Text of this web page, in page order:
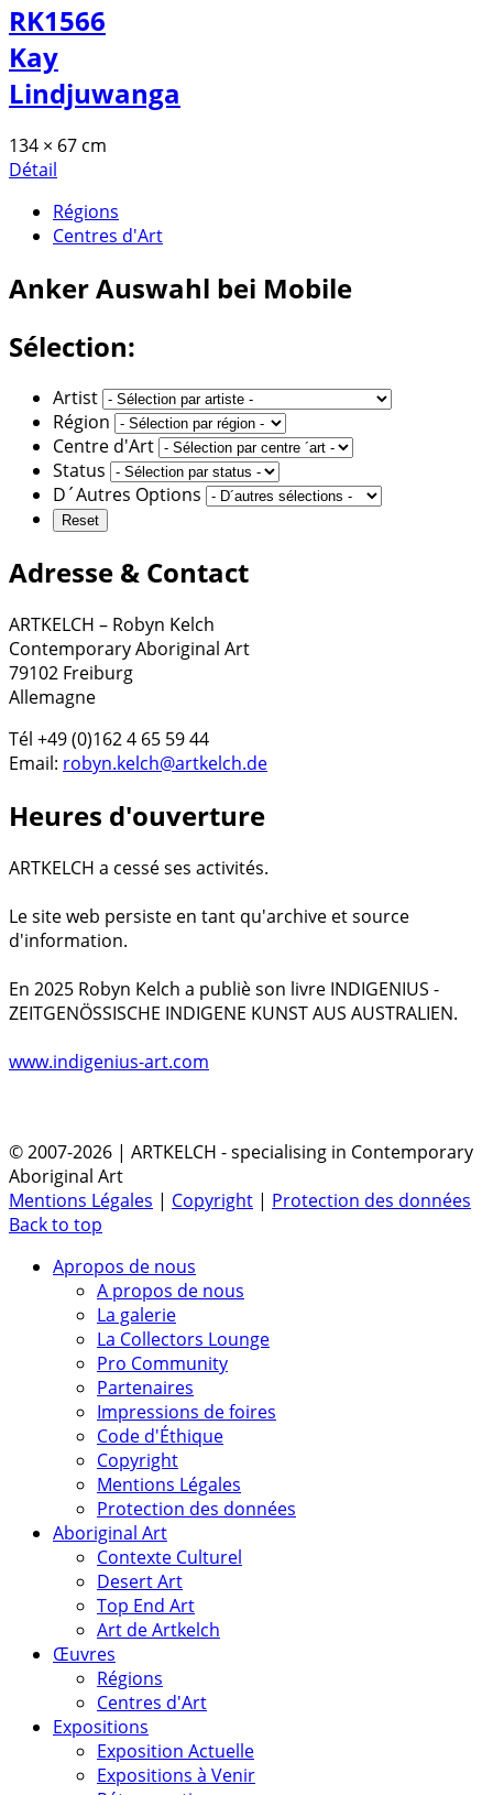
RK1566
Kay
Lindjuwanga
134 × 67 cm
Détail
Régions
Centres d'Art
AnkerAuswahl bei Mobile
Sélection:
Artist
Région
Centre d'Art
Status
D´Autres Options
Adresse & Contact
ARTKELCH – Robyn Kelch
Contemporary Aboriginal Art
79102 Freiburg
Allemagne
Tél +49 (0)162 4 65 59 44
Email: robyn.kelch@artkelch.de
Heures d'ouverture
ARTKELCH a cessé ses activités.
Le site web persiste en tant qu'archive et source
d'information.
En 2025 Robyn Kelch a publiè son livre INDIGENIUS -
ZEITGENÖSSISCHE INDIGENE KUNST AUS AUSTRALIEN.
www.indigenius-art.com
© 2007-2026 | ARTKELCH - specialising in Contemporary
Aboriginal Art
Mentions Légales | Copyright | Protection des données
Back to top
Apropos de nous
A propos de nous
La galerie
La Collectors Lounge
Pro Community
Partenaires
Impressions de foires
Code d'Éthique
Copyright
Mentions Légales
Protection des données
Aboriginal Art
Contexte Culturel
Desert Art
Top End Art
Art de Artkelch
Œuvres
Régions
Centres d'Art
Expositions
Exposition Actuelle
Expositions à Venir